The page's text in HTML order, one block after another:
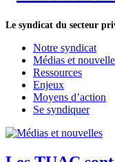
Le syndicat du secteur
Notre syndicat
Médias et
Ressources
Enjeux
Moyens d’action
Se syndiquer